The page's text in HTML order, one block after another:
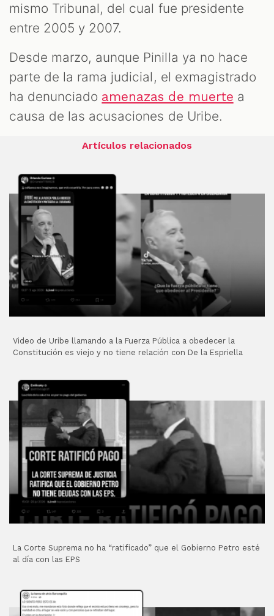
mismo Tribunal, del cual fue presidente
entre 2005 y 2007.
Desde marzo, aunque Pinilla ya no hace
parte de la rama judicial, el exmagistrado
ha denunciado amenazas de muerte a
causa de las acusaciones de Uribe.
Artículos relacionados
Video de Uribe llamando a la Fuerza Pública a obedecer la
Constitución es viejo y no tiene relación con De la Espriella
La Corte Suprema no ha “ratificado” que el Gobierno Petro esté
al día con las EPS